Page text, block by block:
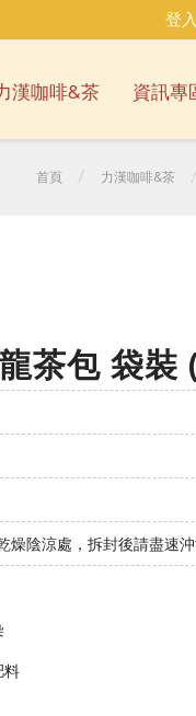
登入
漢咖啡&茶 資訊專
首頁 力漢咖啡&茶
茶包 袋裝
燥陰涼處，拆封後請盡速
料